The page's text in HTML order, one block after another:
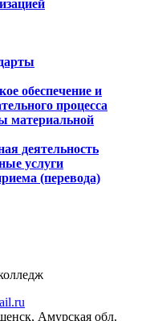
обеспечение и
процесса
материальной
деятельность
услуги
(перевода)
Амурская обл.